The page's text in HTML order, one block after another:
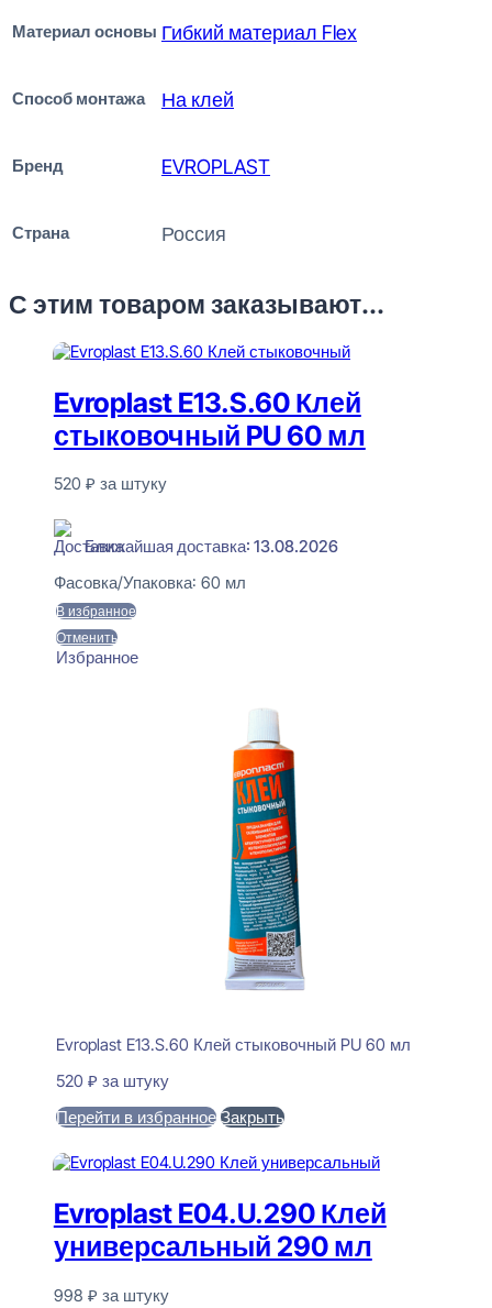
Материал основы Гибкий материал Flex
Способ монтажа На клей
Бренд EVROPLAST
Страна Россия
С этим товаром заказывают...
Evroplast E13.S.60 Клей
стыковочный PU 60 мл
520 ₽ за штуку
Ближайшая доставка: 13.08.2026
Фасовка/Упаковка: 60 мл
В избранное
Отменить
Избранное
Evroplast E13.S.60 Клей стыковочный PU 60 мл
520 ₽ за штуку
Перейти в избранное Закрыть
Evroplast E04.U.290 Клей
универсальный 290 мл
998 ₽ за штуку